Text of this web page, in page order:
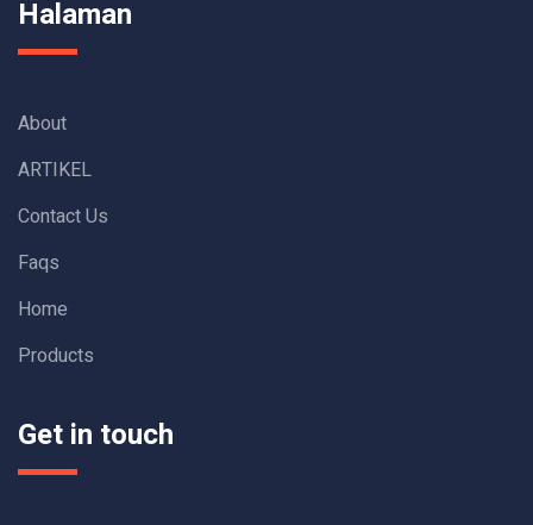
Halaman
About
ARTIKEL
Contact Us
Faqs
Home
Products
Get in touch